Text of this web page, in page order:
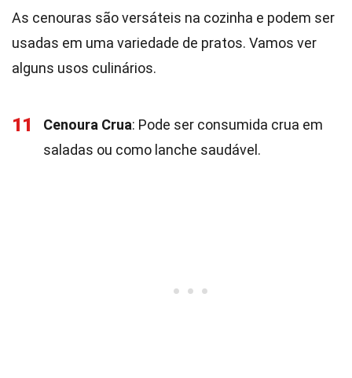
As cenouras são versáteis na cozinha e podem ser
usadas em uma variedade de pratos. Vamos ver
alguns usos culinários.
11 Cenoura Crua: Pode ser consumida crua em
saladas ou como lanche saudável.